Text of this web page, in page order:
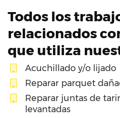
Todos los
relacionados
que utiliza
Acuchillado y/o lijado
Reparar parquet
Reparar juntas de
levantadas